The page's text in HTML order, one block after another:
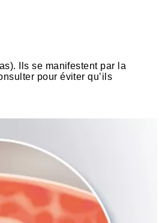
Ils se manifestent par la
pour éviter qu’ils